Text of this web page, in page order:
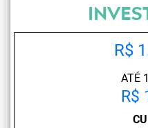
R$
ATÉ
R$